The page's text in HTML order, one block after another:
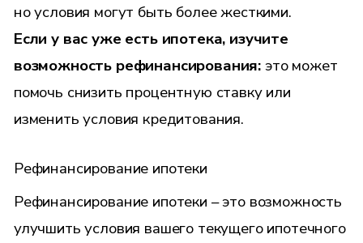
но условия могут быть более жесткими.
Если у вас уже есть ипотека, изучите
возможность рефинансирования:это может
помочь снизить процентную ставку или
изменить условия кредитования.
Рефинансирование ипотеки
Рефинансирование ипотеки – это возможность
улучшить условия вашего текущего ипотечного